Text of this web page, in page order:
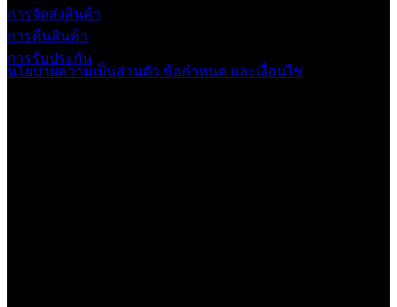
การจัดส่งสินค้า
การคืนสินค้า
การรับประกัน
นโยบายความเป็นส่วนตัว ข้อกำหนด และเงื่อนไข